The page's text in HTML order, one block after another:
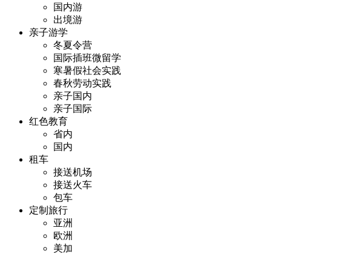
国内游
出境游
亲子游学
冬夏令营
国际插班微留学
寒暑假社会实践
春秋劳动实践
亲子国内
亲子国际
红色教育
省内
国内
租车
接送机场
接送火车
包车
定制旅行
亚洲
欧洲
美加